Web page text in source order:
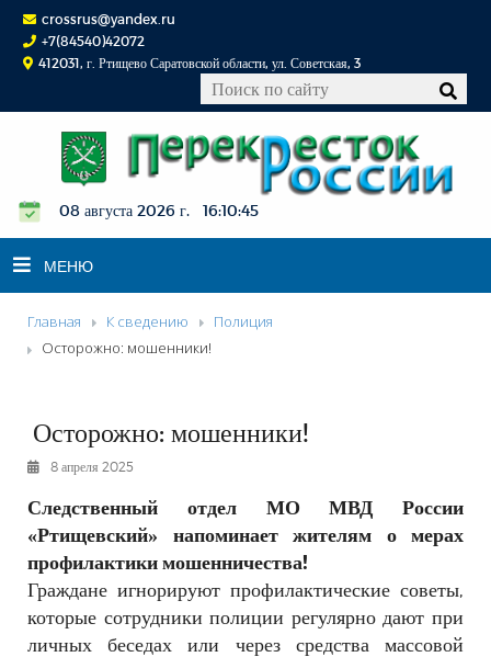
crossrus@yandex.ru
+7(84540)42072
412031, г. Ртищево Саратовской области, ул. Советская, 3
08 августа 2026 г. 16:10:46
МЕНЮ
НОВОСТИ
КОНКУРСЫ
ФОТОРЕПОРТАЖИ
РЕКЛАМОДАТЕЛЯМ
ОБЪЯВЛЕНИЯ
КОНТАКТЫ
Главная К сведению
Полиция
Осторожно: мошенники!
Осторожно: мошенники!
8 апреля 2025
Следственный отдел МО МВД России
«Ртищевский» напоминает жителям о мерах
профилактикимошенничества!
Граждане игнорируют профилактические советы,
которые сотрудники полиции регулярно дают при
личных беседах или через средства массовой